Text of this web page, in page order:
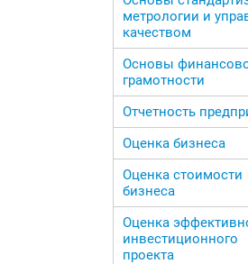
метрологии и
качеством
Основы
грамотности
Отчетность
Оценка бизнеса
Оценка стоимости
бизнеса
Оценка
инвестиционного
проекта